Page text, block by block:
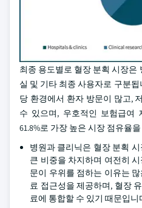
최종 용도별로 혈장 분획 시장은
실 및 기타 최종 사용자로 구분
당 환경에서 환자 방문이 많고,
수 있으며, 우호적인 보험급여
61.8%로 가장 높은 시장 점유율
병원과 클리닉은 혈장 분획
큰 비중을 차지하며 여전히
문이 우위를 점하는 이유는
료 접근성을 제공하며, 혈장
료에 통합할 수 있기 때문입니